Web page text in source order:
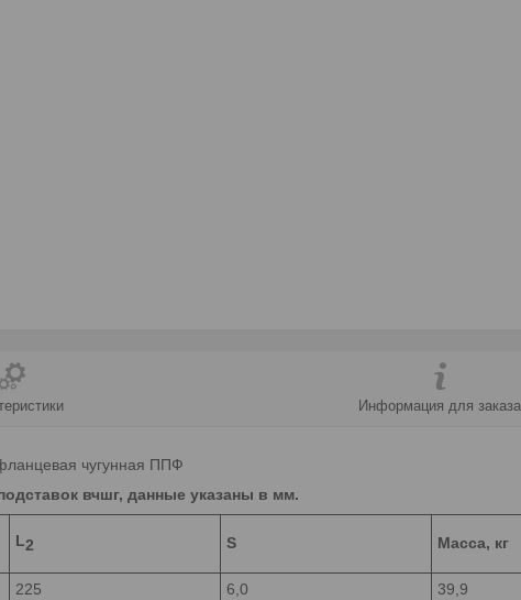
Информация для заказа
чугунная ППФ
вчшг, данные указаны в мм.
L2 S Масса, кг
225 6,0
39,9